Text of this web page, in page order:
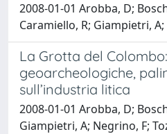
2008-01-01 Arobba, D;
Caramiello, R; Giampietri,
La Grotta del
geoarcheologiche,
sull’industria litica
2008-01-01 Arobba, D;
Giampietri, A; Negrino, F;